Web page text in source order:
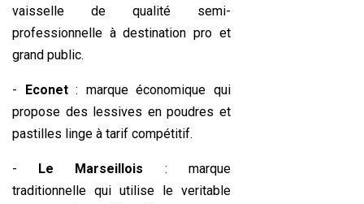
vaisselle de qualité semi-
professionnelle à destination pro et
grand public.
- Econet: marque économique qui
propose des lessives en poudres et
pastilles linge à tarif compétitif.
- Le Marseillois : marque
traditionnelle qui utilise le veritable